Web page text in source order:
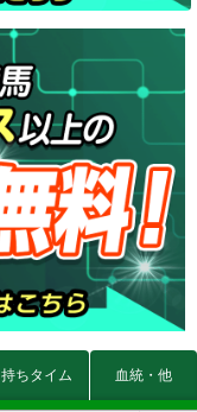
持ちタイム 血統・他